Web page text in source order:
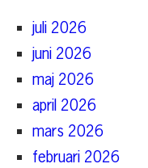
juli 2026
juni 2026
maj 2026
april 2026
mars 2026
februari 2026